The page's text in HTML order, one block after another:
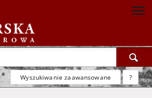
Wyszukiwanie zaawansowane ?